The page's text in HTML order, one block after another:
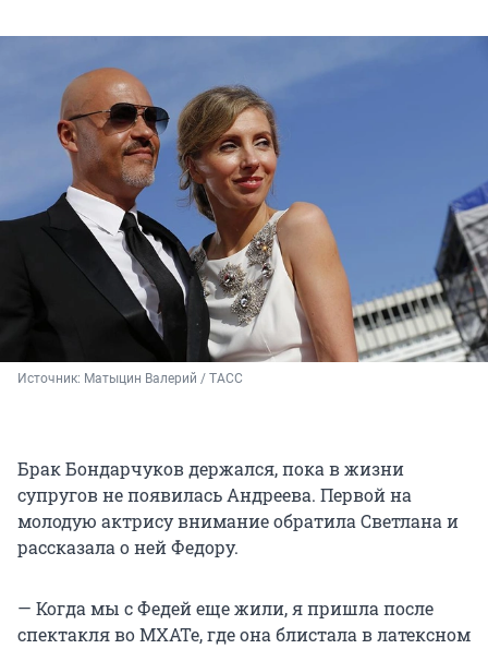
Источник: Матыцин Валерий / ТАСС
Брак Бондарчуков держался, пока в жизни
супругов не появилась Андреева. Первой на
молодую актрису внимание обратила Светлана и
рассказала о ней Федору.
— Когда мы с Федей еще жили, я пришла после
спектакля во МХАТе, где она блистала в латексном